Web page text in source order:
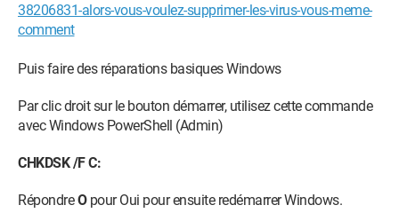
38206831-alors-vous-voulez-supprimer-les-virus-vous-meme-
comment
Puis faire des réparations basiques Windows
Par clic droit sur le bouton démarrer, utilisez cette commande
avec Windows PowerShell (Admin)
CHKDSK /F C:
RépondreOpour Oui pour ensuite redémarrer Windows.